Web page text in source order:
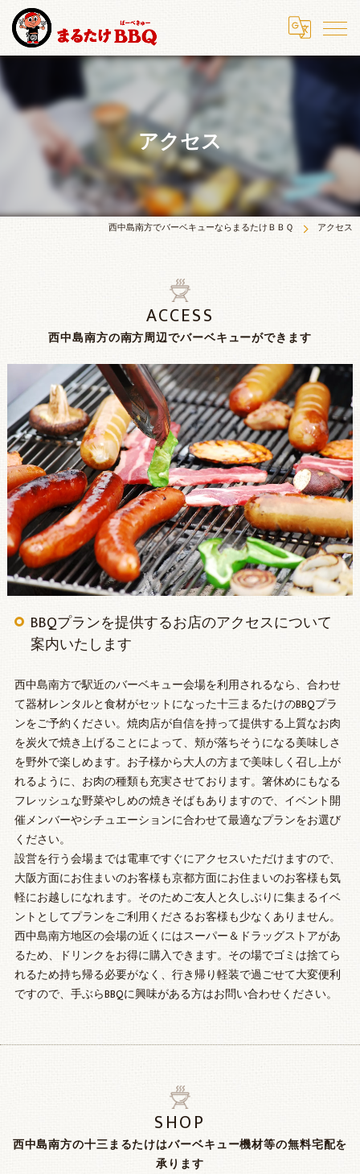
アクセス
西中島南方でバーベキューならまるたけＢＢＱ アクセス
西中島南方の南方周辺でバーベキューができます
ACCESS
BBQプランを提供するお店のアクセスについて
案内いたします
西中島南方で駅近のバーベキュー会場を利用されるなら、合わせ
て器材レンタルと食材がセットになった十三まるたけのBBQプラ
ンをご予約ください。焼肉店が自信を持って提供する上質なお肉
を炭火で焼き上げることによって、頬が落ちそうになる美味しさ
を野外で楽しめます。お子様から大人の方まで美味しく召し上が
れるように、お肉の種類も充実させております。箸休めにもなる
フレッシュな野菜やしめの焼きそばもありますので、イベント開
催メンバーやシチュエーションに合わせて最適なプランをお選び
ください。
設営を行う会場までは電車ですぐにアクセスいただけますので、
大阪方面にお住まいのお客様も京都方面にお住まいのお客様も気
軽にお越しになれます。そのためご友人と久しぶりに集まるイベ
ントとしてプランをご利用くださるお客様も少なくありません。
西中島南方地区の会場の近くにはスーパー＆ドラッグストアがあ
るため、ドリンクをお得に購入できます。その場でゴミは捨てら
れるため持ち帰る必要がなく、行き帰り軽装で過ごせて大変便利
ですので、手ぶらBBQに興味がある方はお問い合わせください。
西中島南方の十三まるたけはバーベキュー機材等の無料宅配を
承ります
SHOP